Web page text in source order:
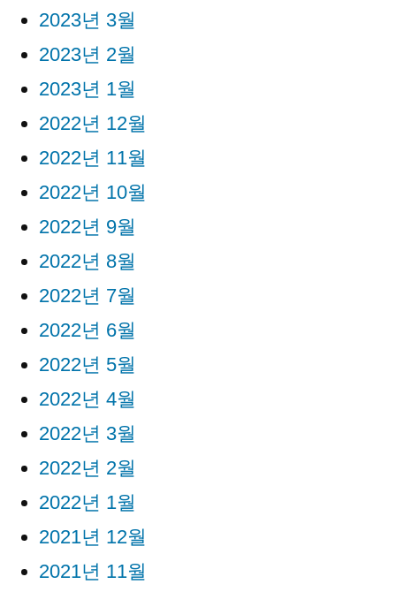
2023년 3월
2023년 2월
2023년 1월
2022년 12월
2022년 11월
2022년 10월
2022년 9월
2022년 8월
2022년 7월
2022년 6월
2022년 5월
2022년 4월
2022년 3월
2022년 2월
2022년 1월
2021년 12월
2021년 11월